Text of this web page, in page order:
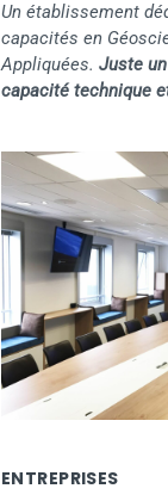
Un établissement
capacités en
Appliquées. Juste
capacité technique
ENTREPRISES